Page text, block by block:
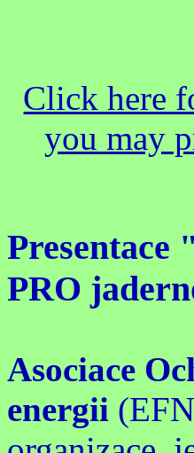
Click here
you may
Presentace
PRO
Asociace
energii